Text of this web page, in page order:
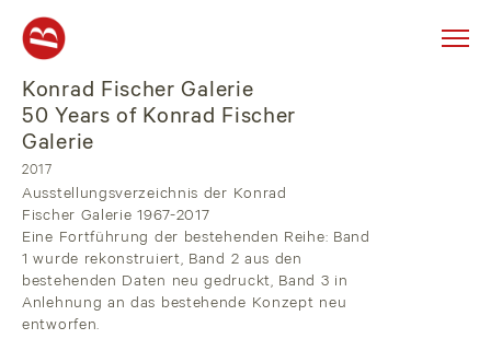
Skip
content
Konrad Fischer Galerie
50 Years of Konrad Fischer
Galerie
2017
Ausstellungsverzeichnis der Konrad
Fischer Galerie 1967-2017
Eine Fortführung der bestehenden Reihe: Band
1 wurde rekonstruiert, Band 2 aus den
bestehenden Daten neu gedruckt, Band 3 in
Anlehnung an das bestehende Konzept neu
entworfen.